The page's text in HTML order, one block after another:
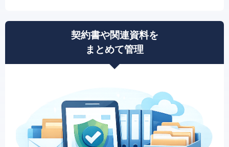
契約書や関連資料を
まとめて管理